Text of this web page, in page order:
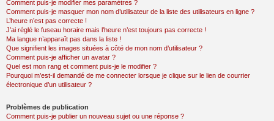
Comment puis-je modifier mes paramètres ?
Comment puis-je masquer mon nom d’utilisateur de la liste des utilisateurs en ligne ?
L’heure n’est pas correcte !
J’ai réglé le fuseau horaire mais l’heure n’est toujours pas correcte !
Ma langue n’apparaît pas dans la liste !
Que signifient les images situées à côté de mon nom d’utilisateur ?
Comment puis-je afficher un avatar ?
Quel est mon rang et comment puis-je le modifier ?
Pourquoi m’est-il demandé de me connecter lorsque je clique sur le lien de courrier
électronique d’un utilisateur ?
Problèmes de publication
Comment puis-je publier un nouveau sujet ou une réponse ?